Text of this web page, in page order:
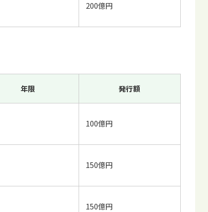
200億円
年限 発行額
100億円
150億円
150億円